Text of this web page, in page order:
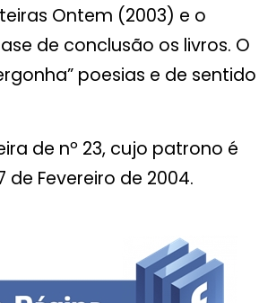
Ontem (2003) e o
de conclusão os livros. O
poesias e de sentido
de nº 23, cujo patrono é
de Fevereiro de 2004.